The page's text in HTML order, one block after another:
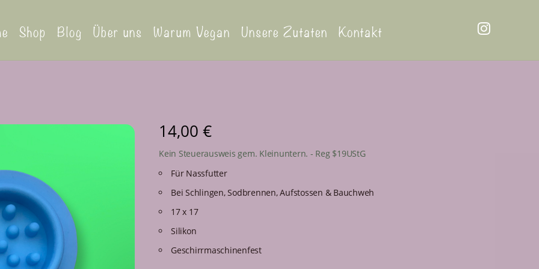
Shop Blog Über uns Warum Vegan Unsere Zutaten Kontakt
14,00 €
Kein Steuerausweis gem. Kleinuntern. - Reg $19UStG
Für Nassfutter
Bei Schlingen, Sodbrennen, Aufstossen & Bauchweh
17 x 17
Silikon
Geschirrmaschinenfest